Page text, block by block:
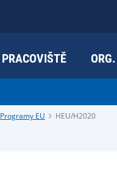
PRACOVIŠTĚ
Programy EU HEU/H2020